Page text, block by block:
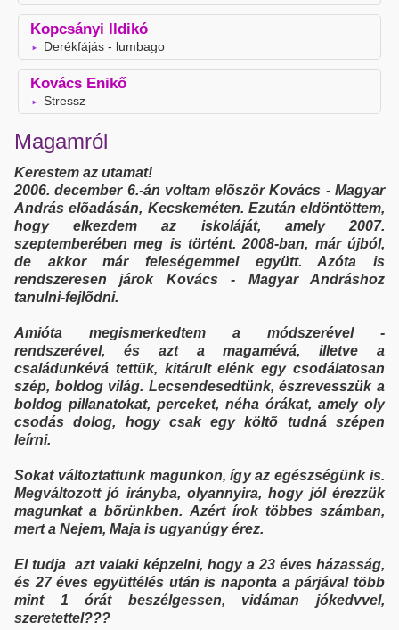
Kopcsányi Ildikó
Derékfájás - lumbago
Kovács Enikő
Stressz
Magamról
Kerestem az utamat!
2006. december 6.-án voltam elõször Kovács - Magyar
András elõadásán, Kecskeméten. Ezután eldöntöttem,
hogy elkezdem az iskoláját, amely 2007.
szeptemberében meg is történt. 2008-ban, már újból,
de akkor már feleségemmel együtt. Azóta is
rendszeresen járok Kovács - Magyar Andráshoz
tanulni-fejlõdni.
Amióta megismerkedtem a módszerével -
rendszerével, és azt a magamévá, illetve a
családunkévá tettük, kitárult elénk egy csodálatosan
szép, boldog világ. Lecsendesedtünk, észrevesszük a
boldog pillanatokat, perceket, néha órákat, amely oly
csodás dolog, hogy csak egy költõ tudná szépen
leírni.
Sokat változtattunk magunkon, így az egészségünk is.
Megváltozott jó irányba, olyannyira, hogy jól érezzük
magunkat a bõrünkben. Azért írok többes számban,
mert a Nejem, Maja is ugyanúgy érez.
El tudja azt valaki képzelni, hogy a 23 éves házasság,
és 27 éves együttélés után is naponta a párjával több
mint 1 órát beszélgessen, vidáman jókedvvel,
szeretettel???